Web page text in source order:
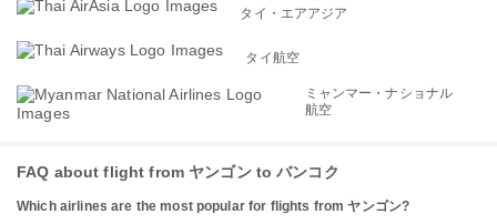
タイ・エアアジア
タイ航空
ミャンマー・ナショナル
航空
FAQ about flight from ヤンゴン to バンコク
Which airlines are the most popular for flights from ヤンゴン?